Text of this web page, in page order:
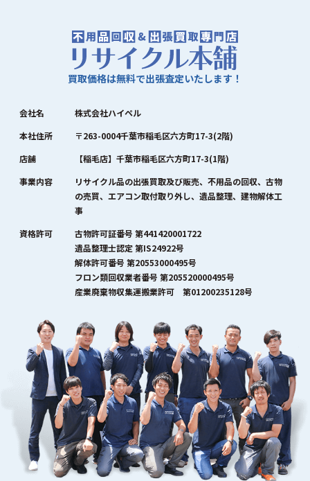
買取価格は無料で出張査定いたします！
会社名
株式会社ハイペル
本社住所
〒263-0004千葉市稲毛区六方町17-3(2階)
店舗
【稲毛店】千葉市稲毛区六方町17-3(1階)
事業内容
リサイクル品の出張買取及び販売、不用品の回収、古物
の売買、エアコン取付取り外し、遺品整理、建物解体工
事
資格許可
古物許可証番号 第441420001722
遺品整理士認定 第IS24922号
解体許可番号 第20553000495号
フロン類回収業者番号 第205520000495号
産業廃棄物収集運搬業許可 第01200235128号